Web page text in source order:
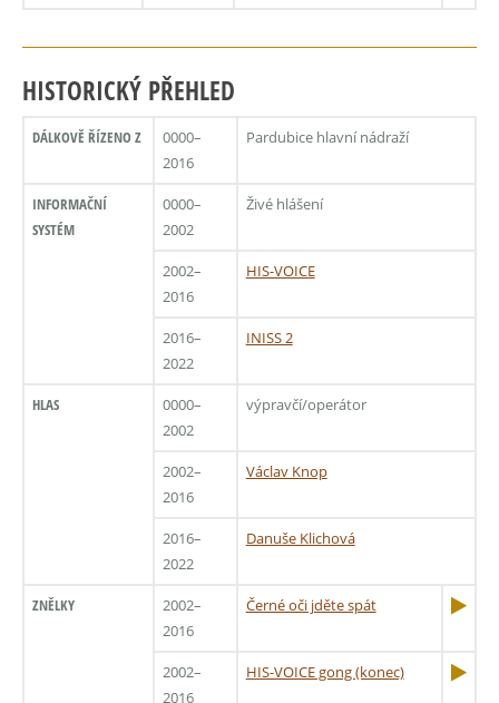
HISTORICKÝ PŘEHLED
DÁLKOVĚ ŘÍZENO Z
0000–
2016
Pardubice hlavní nádraží
INFORMAČNÍ
SYSTÉM
0000–
2002
Živé hlášení
2002–
2016
HIS-VOICE
2016–
2022
INISS 2
HLAS
0000–
2002
výpravčí/operátor
2002–
2016
Václav Knop
2016–
2022
Danuše Klichová
ZNĚLKY
2002–
2016
Černé oči jděte spát
2002–
2016
HIS-VOICE gong (konec)